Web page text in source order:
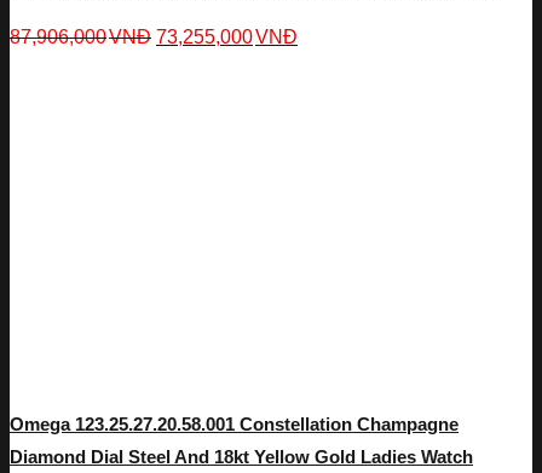
87,906,000VNĐ 73,255,000VNĐ
Omega 123.25.27.20.58.001 Constellation Champagne
Diamond Dial Steel And 18kt Yellow Gold Ladies Watch